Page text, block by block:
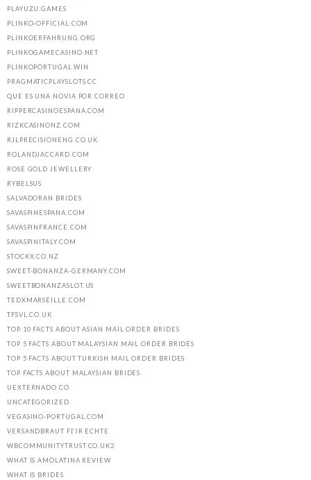
PLAYUZU.GAMES
PLINKO-OFFICIAL.COM
PLINKOERFAHRUNG.ORG
PLINKOGAMECASINO.NET
PLINKOPORTUGAL.WIN
PRAGMATICPLAYSLOTS.CC
QUE ES UNA NOVIA POR CORREO
RIPPERCASINOESPANA.COM
RIZKCASINONZ.COM
RJLPRECISIONENG.CO.UK
ROLANDJACCARD.COM
ROSE GOLD JEWELLERY
RYBELSUS
SALVADORAN BRIDES
SAVASPINESPANA.COM
SAVASPINFRANCE.COM
SAVASPINITALY.COM
STOCKX.CO.NZ
SWEET-BONANZA-GERMANY.COM
SWEETBONANZASLOT.US
TEDXMARSEILLE.COM
TFSVL.CO.UK
TOP 10 FACTS ABOUT ASIAN MAIL ORDER BRIDES
TOP 5 FACTS ABOUT MALAYSIAN MAIL ORDER BRIDES
TOP 5 FACTS ABOUT TURKISH MAIL ORDER BRIDES
TOP FACTS ABOUT MALAYSIAN BRIDES
UEXTERNADO.CO
UNCATEGORIZED
VEGASINO-PORTUGAL.COM
VERSANDBRAUT FГЈR ECHTE
WBCOMMUNITYTRUST.CO.UK2
WHAT IS AMOLATINA REVIEW
WHAT IS BRIDES